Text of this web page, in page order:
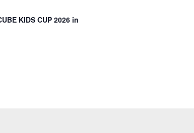
KIDS CUP 2026 in